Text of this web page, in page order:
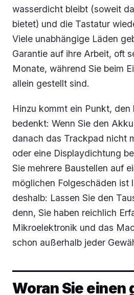
wasserdicht bleibt (soweit
bietet) und die Tastatur
Viele unabhängige Läden
Garantie auf ihre Arbeit, oft
Monate, während Sie beim
allein gestellt sind.
Hinzu kommt ein Punkt, den
bedenkt: Wenn Sie den
danach das Trackpad nicht
oder eine Displaydichtung
Sie mehrere Baustellen auf
möglichen Folgeschäden ist
deshalb: Lassen Sie den
denn, Sie haben reichlich
Mikroelektronik und das
schon außerhalb jeder
Woran Sie einen